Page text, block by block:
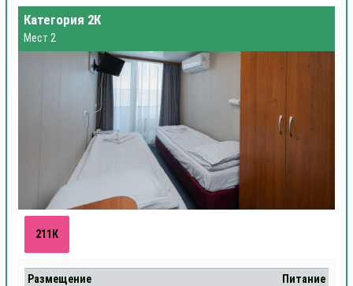
Категория 2К
Мест 2
211К
Размещение
Питание